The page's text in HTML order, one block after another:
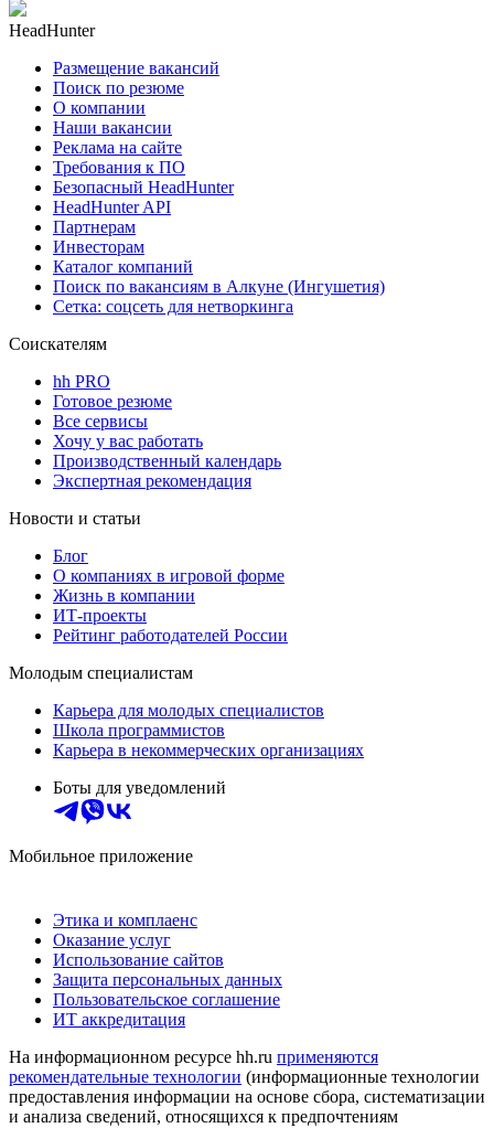
HeadHunter
Размещение вакансий
Поиск по резюме
О компании
Наши вакансии
Реклама на сайте
Требования к ПО
Безопасный HeadHunter
HeadHunter API
Партнерам
Инвесторам
Каталог компаний
Поиск по вакансиям в Алкуне (Ингушетия)
Сетка: соцсеть для нетворкинга
Соискателям
hh PRO
Готовое резюме
Все сервисы
Хочу у вас работать
Производственный календарь
Экспертная рекомендация
Новости и статьи
Блог
О компаниях в игровой форме
Жизнь в компании
ИТ-проекты
Рейтинг работодателей России
Молодым специалистам
Карьера для молодых специалистов
Школа программистов
Карьера в некоммерческих организациях
Боты для уведомлений
Мобильное приложение
Этика и комплаенс
Оказание услуг
Использование сайтов
Защита персональных данных
Пользовательское соглашение
ИТ аккредитация
На информационном ресурсе hh.ru применяются
рекомендательные технологии (информационные технологии
предоставления информации на основе сбора, систематизации
и анализа сведений, относящихся к предпочтениям